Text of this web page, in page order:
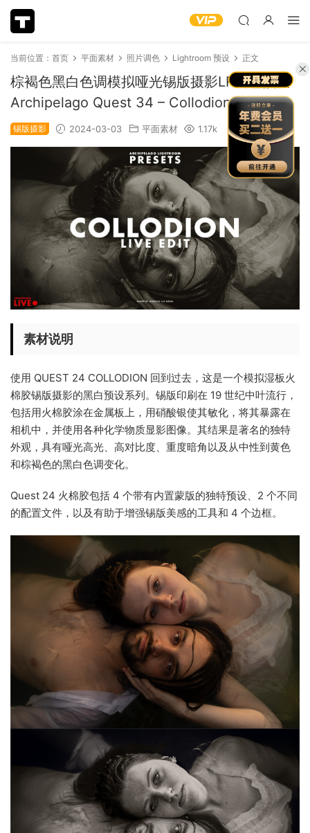
当前位置： 首页 平面素材 照片调色 Lightroom 预设 正文
棕褐色黑白色调模拟哑光锡版摄影LR调色预设
Archipelago Quest 34 – Collodion（9507）
锡版摄影 2024-03-03 平面素材 1.17k
素材说明
使用 QUEST 24 COLLODION 回到过去，这是一个模拟湿板火
棉胶锡版摄影的黑白预设系列。锡版印刷在 19 世纪中叶流行，
包括用火棉胶涂在金属板上，用硝酸银使其敏化，将其暴露在
相机中，并使用各种化学物质显影图像。其结果是著名的独特
外观，具有哑光高光、高对比度、重度暗角以及从中性到黄色
和棕褐色的黑白色调变化。
Quest 24 火棉胶包括 4 个带有内置蒙版的独特预设、2 个不同
的配置文件，以及有助于增强锡版美感的工具和 4 个边框。